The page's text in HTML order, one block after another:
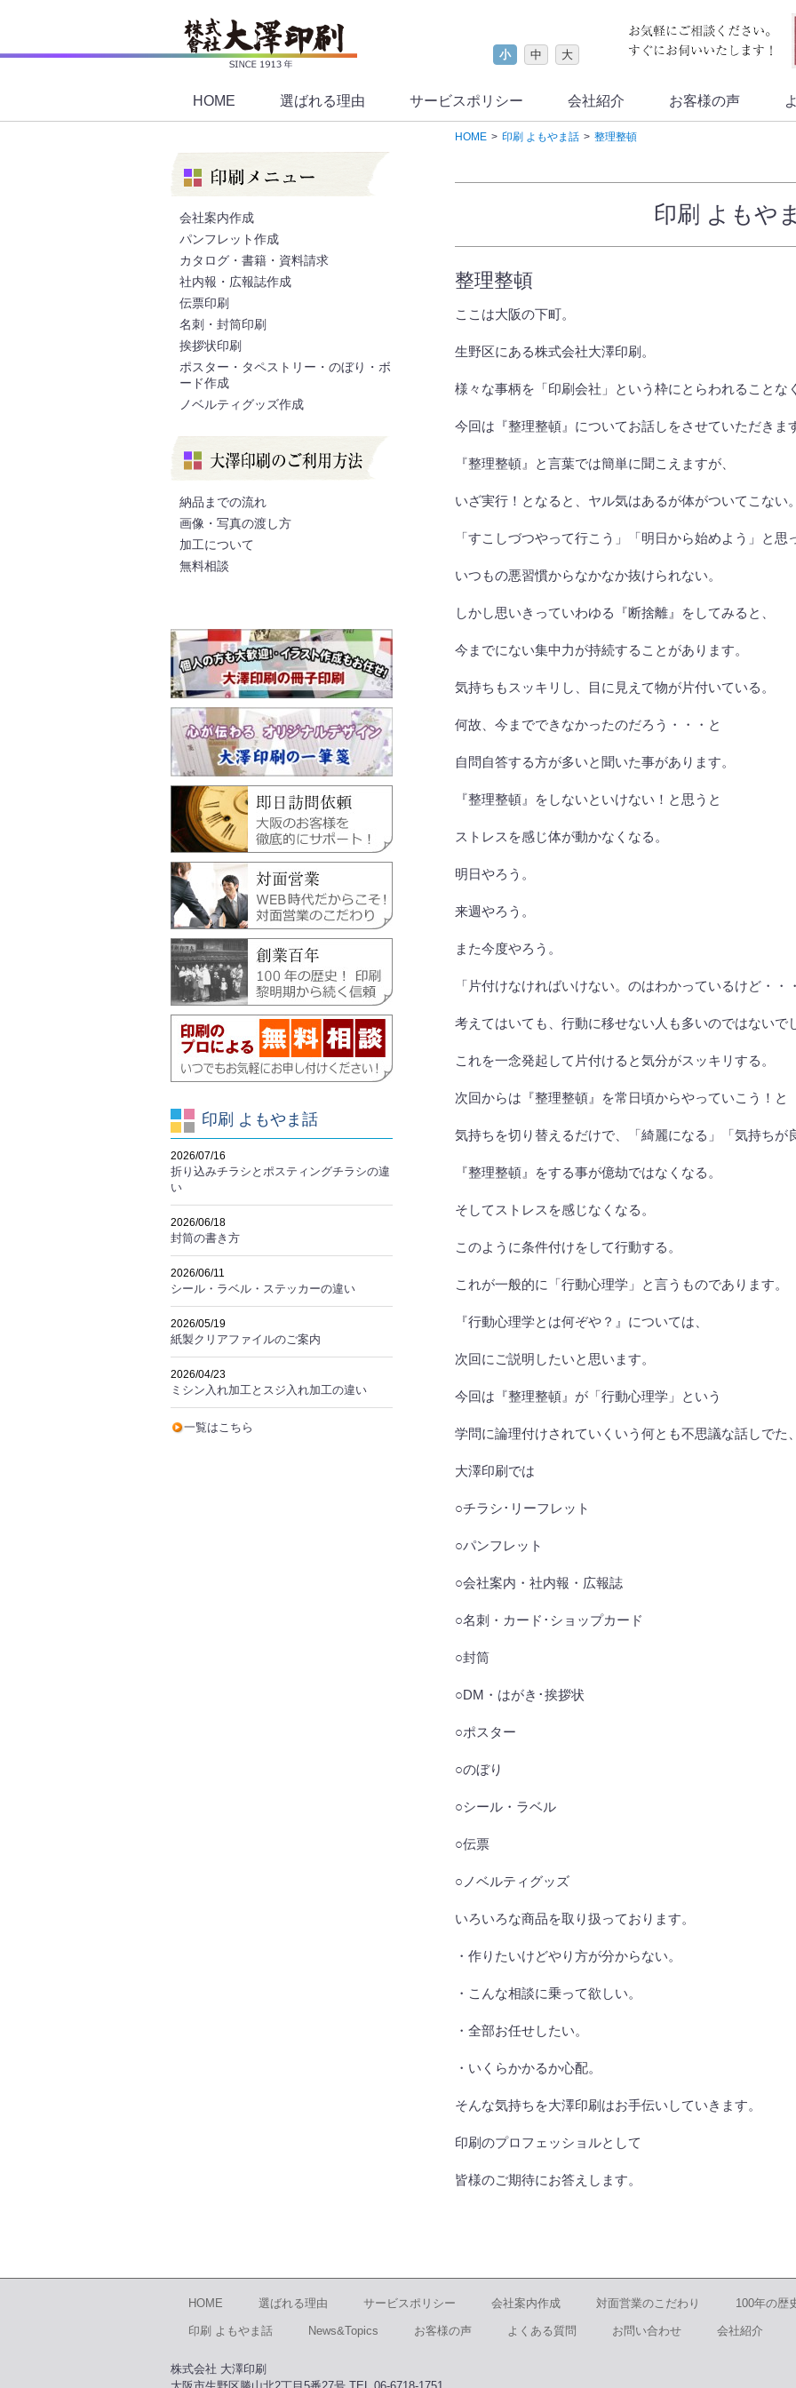
HOME 選ばれる理由 サービスポリシー 会社紹介 お客様の声
小 中 大
HOME 印刷 よもやま話 整理整頓
印刷 よもや
整理整頓
ここは大阪の下町。
生野区にある株式会社大澤印刷。
様々な事柄を「印刷会社」という枠にとらわれることな
今回は『整理整頓』についてお話しをさせていただきま
『整理整頓』と言葉では簡単に聞こえますが、
いざ実行！となると、ヤル気はあるが体がついてこない。
「すこしづつやって行こう」「明日から始めよう」と思
いつもの悪習慣からなかなか抜けられない。
しかし思いきっていわゆる『断捨離』をしてみると、
今までにない集中力が持続することがあります。
気持ちもスッキリし、目に見えて物が片付いている。
何故、今までできなかったのだろう・・・と
自問自答する方が多いと聞いた事があります。
『整理整頓』をしないといけない！と思うと
ストレスを感じ体が動かなくなる。
明日やろう。
来週やろう。
また今度やろう。
「片付けなければいけない。のはわかっているけど・・
考えてはいても、行動に移せない人も多いのではないで
これを一念発起して片付けると気分がスッキリする。
次回からは『整理整頓』を常日頃からやっていこう！と
気持ちを切り替えるだけで、「綺麗になる」「気持ちが
『整理整頓』をする事が億劫ではなくなる。
そしてストレスを感じなくなる。
このように条件付けをして行動する。
これが一般的に「行動心理学」と言うものであります。
『行動心理学とは何ぞや？』については、
次回にご説明したいと思います。
今回は『整理整頓』が「行動心理学」という
学問に論理付けされていくいう何とも不思議な話しでた、
大澤印刷では
○チラシ･リーフレット
○パンフレット
○会社案内・社内報・広報誌
○名刺・カード･ショップカード
○封筒
○DM・はがき･挨拶状
○ポスター
○のぼり
○シール・ラベル
○伝票
○ノベルティグッズ
いろいろな商品を取り扱っております。
・作りたいけどやり方が分からない。
・こんな相談に乗って欲しい。
・全部お任せしたい。
・いくらかかるか心配。
そんな気持ちを大澤印刷はお手伝いしていきます。
印刷のプロフェッショルとして
皆様のご期待にお答えします。
会社案内作成
パンフレット作成
カタログ・書籍・資料請求
社内報・広報誌作成
伝票印刷
名刺・封筒印刷
挨拶状印刷
ポスター・タペストリー・のぼり・ボ
ード作成
ノベルティグッズ作成
納品までの流れ
画像・写真の渡し方
加工について
無料相談
印刷 よもやま話
2026/07/16
折り込みチラシとポスティングチラシの違
い
2026/06/18
封筒の書き方
2026/06/11
シール・ラベル・ステッカーの違い
2026/05/19
紙製クリアファイルのご案内
2026/04/23
ミシン入れ加工とスジ入れ加工の違い
一覧はこちら
HOME 選ばれる理由 サービスポリシー 会社案内作成 対面営業のこだわり 100年の歴
印刷 よもやま話 News&Topics お客様の声 よくある質問 お問い合わせ 会社紹介
株式会社 大澤印刷